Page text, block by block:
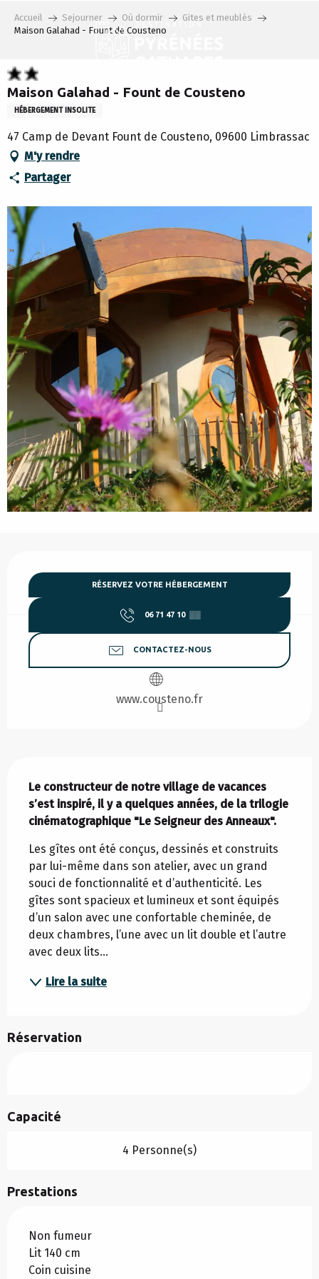
Accueil Sejourner Où dormir
Gites et meublés
Maison Galahad - Fount de Cousteno
Maison Galahad - Fount de Cousteno
HÉBERGEMENT INSOLITE
47 Camp de Devant Fount de Cousteno, 09600 Limbrassac
M'y rendre
Partager
RÉSERVEZ VOTRE HÉBERGEMENT
06 71 47 10 ▒▒
CONTACTEZ-NOUS
www.cousteno.fr
Le constructeur de notre village de vacances
s’est inspiré, il y a quelques années, de la trilogie
cinématographique "Le Seigneur des Anneaux".
Les gîtes ont été conçus, dessinés et construits
par lui-même dans son atelier, avec un grand
souci de fonctionnalité et d’authenticité. Les
gîtes sont spacieux et lumineux et sont équipés
d’un salon avec une confortable cheminée, de
deux chambres, l’une avec un lit double et l’autre
avec deux lits...
Lire la suite
Réservation
Capacité
4 Personne(s)
Prestations
Non fumeur
Lit 140 cm
Coin cuisine